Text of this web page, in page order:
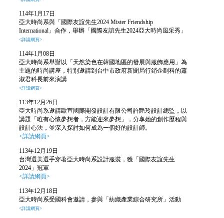
114年1月17日
亞大時尚系與「國際友誼先生2024 Mister Friendship
International」合作，舉辦「國際友誼先生2024亞大時尚風采秀」
<詳請網頁>
114年1月08日
亞大時尚系舉辦以「天然染色在韓國地區的發展與服飾應用」為
主題的時尚講座，特別邀請到台中市政府新聞局行銷企劃科的蕭
淑君科長前來演講
<詳請網頁>
113年12月26日
亞大時尚系邀請歐宣國際開發設計有限公司許艷玲設計總監，以
講題「唯有心懷夢想者，方能迎來夢想」，分享她的創作歷程與
設計心法，並深入探討如何成為一個好的設計師。
<詳請網頁>
113年12月19日
台灣選美選手穿著亞大時尚系設計服裝，獲「國際友誼先生
2024」冠軍
<詳請網頁>
113年12月18日
亞大時尚系受國科會邀請，參與「紡織產業綜合研究所」活動
<詳請網頁>